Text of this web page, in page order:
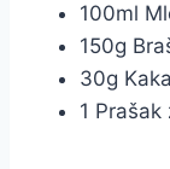
100ml
150g
30g
1 Prašak